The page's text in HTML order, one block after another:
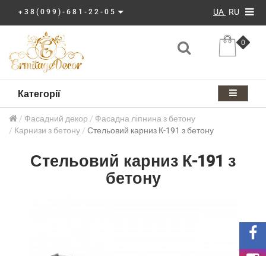
+38(099)-681-22-05 UA RU
0
Категорії
Фасадний декор
Фасадна ліпнина з бетону
Карнизи з бетону
Стельовий карниз К-191 з бетону
Стельовий карниз К-191 з
бетону